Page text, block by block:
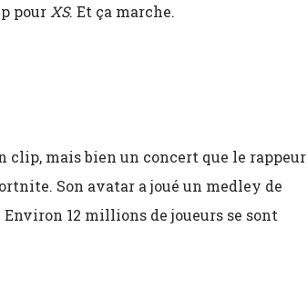
pour XS. Et ça marche.
clip, mais bien un concert que le rappeur
Son avatar a joué un medley de
Environ 12 millions de joueurs se sont